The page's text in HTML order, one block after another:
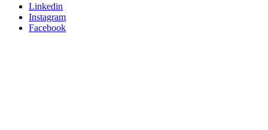
Linkedin
Instagram
Facebook